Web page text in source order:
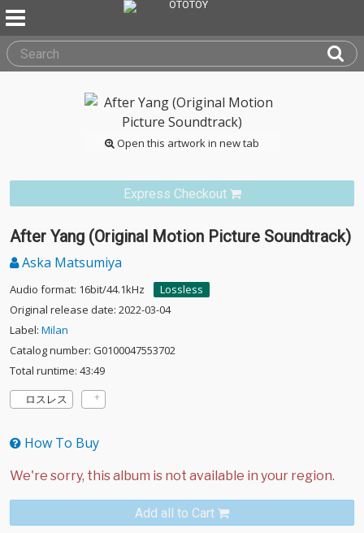
Open this artwork in new tab
Express Checkout
After Yang (Original Motion Picture Soundtrack)
Aska Matsumiya
Audio format: 16bit/44.1kHz
Lossless
Original release date: 2022-03-04
Label: Milan
Catalog number: G0100047553702
Total runtime: 43:49
ロスレス
How To Buy
Add all to Cart